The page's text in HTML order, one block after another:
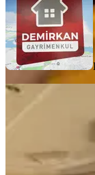
MANZARALI